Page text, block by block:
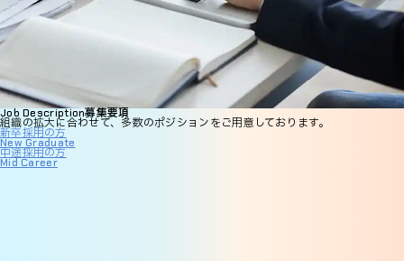
Job Description募集要項
組織の拡大に合わせて、多数のポジションをご用意しております。
新卒採用の方
New Graduate
中途採用の方
Mid Career